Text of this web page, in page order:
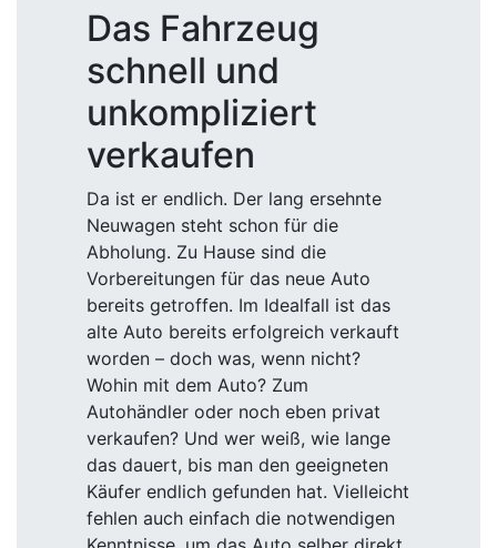
Das Fahrzeug
schnell und
unkompliziert
verkaufen
Da ist er endlich. Der lang ersehnte
Neuwagen steht schon für die
Abholung. Zu Hause sind die
Vorbereitungen für das neue Auto
bereits getroffen. Im Idealfall ist das
alte Auto bereits erfolgreich verkauft
worden – doch was, wenn nicht?
Wohin mit dem Auto? Zum
Autohändler oder noch eben privat
verkaufen? Und wer weiß, wie lange
das dauert, bis man den geeigneten
Käufer endlich gefunden hat. Vielleicht
fehlen auch einfach die notwendigen